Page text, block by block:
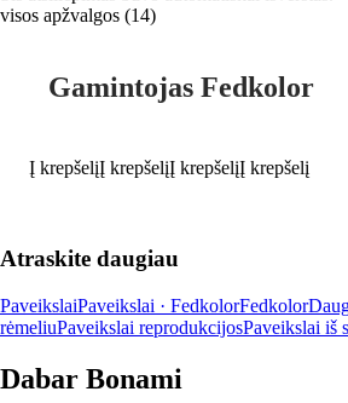
visos apžvalgos (14)
Gamintojas Fedkolor
Į krepšelįĮ krepšelįĮ krepšelįĮ krepšelį
Atraskite daugiau
PaveikslaiPaveikslai · FedkolorFedkolor
rėmeliuPaveikslai reprodukcijosPaveikslai iš
Dabar Bonami